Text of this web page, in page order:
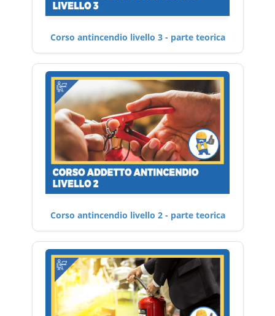
Corso antincendio livello 3 - parte teorica
Corso antincendio livello 2 - parte teorica